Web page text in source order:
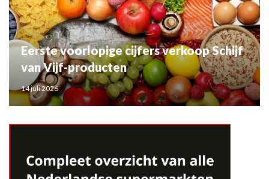
Eerste voorlopige cijfers verkoop Schijf
van Vijf-producten
14 juli 2026